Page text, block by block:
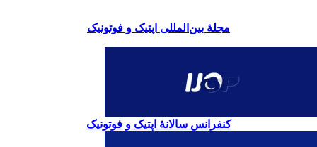
مجلۀ بین‌المللی اپتیک و فوتونیک
کنفرانس سالانۀ اپتیک و فوتونیک